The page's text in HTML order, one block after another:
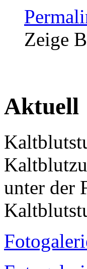
Zeige
Aktuell
unter der